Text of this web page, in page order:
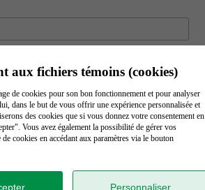
aux fichiers témoins (cookies)
de cookies pour son bon fonctionnement et pour analyser
dans le but de vous offrir une expérience personnalisée et
des cookies que si vous donnez votre consentement en
Vous avez également la possibilité de gérer vos
de cookies en accédant aux paramètres via le bouton
Personnaliser